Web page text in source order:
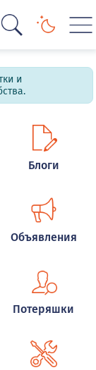
и
Блоги
Объявления
Потеряшки